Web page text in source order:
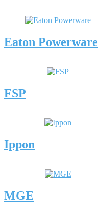
Eaton Powerware
FSP
Ippon
MGE